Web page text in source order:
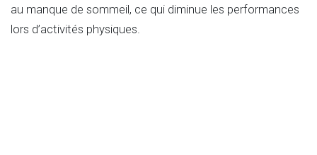
au manque de sommeil, ce qui diminue les performances
lors d’activités physiques.